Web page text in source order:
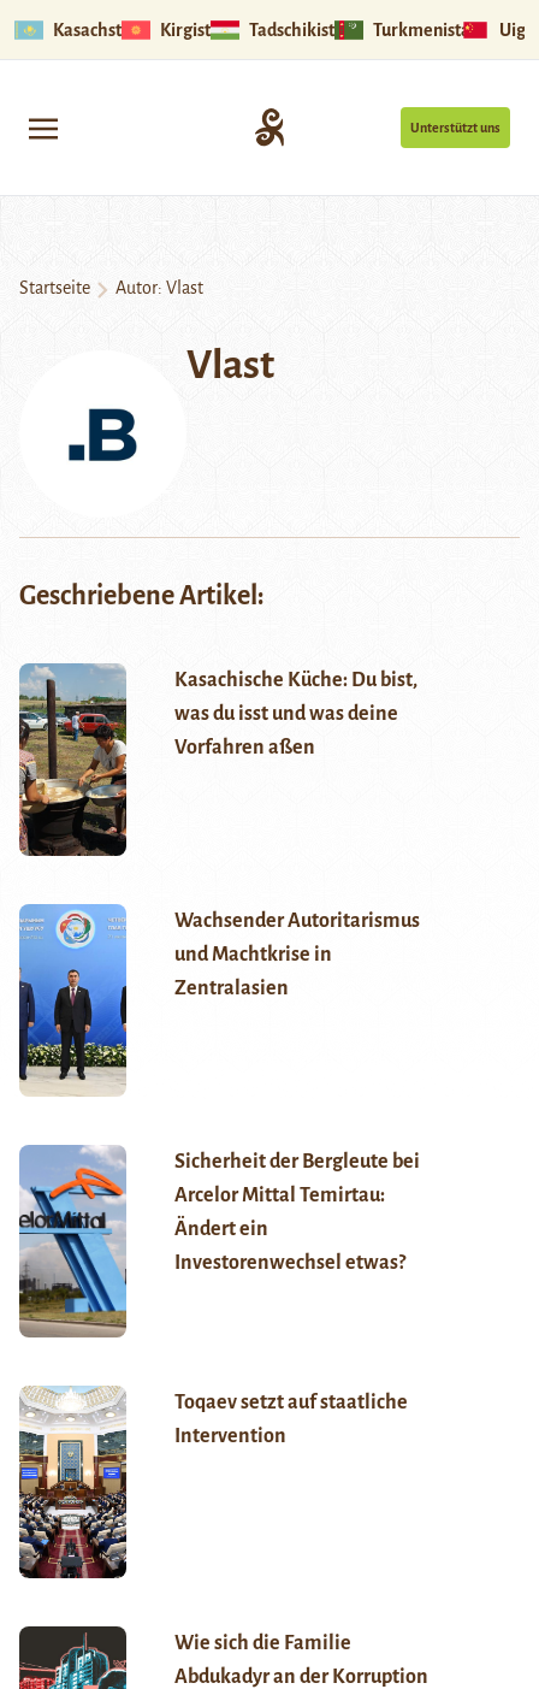
Kasachstan Kirgistan Tadschikistan Turkmenistan
Unterstützt uns
Startseite Autor: Vlast
Vlast
Geschriebene Artikel:
Kasachische Küche: Du bist,
was du isst und was deine
Vorfahren aßen
Wachsender Autoritarismus
und Machtkrise in
Zentralasien
Sicherheit der Bergleute bei
Arcelor Mittal Temirtau:
Ändert ein
Investorenwechsel etwas?
Toqaev setzt auf staatliche
Intervention
Wie sich die Familie
Abdukadyr an der Korruption